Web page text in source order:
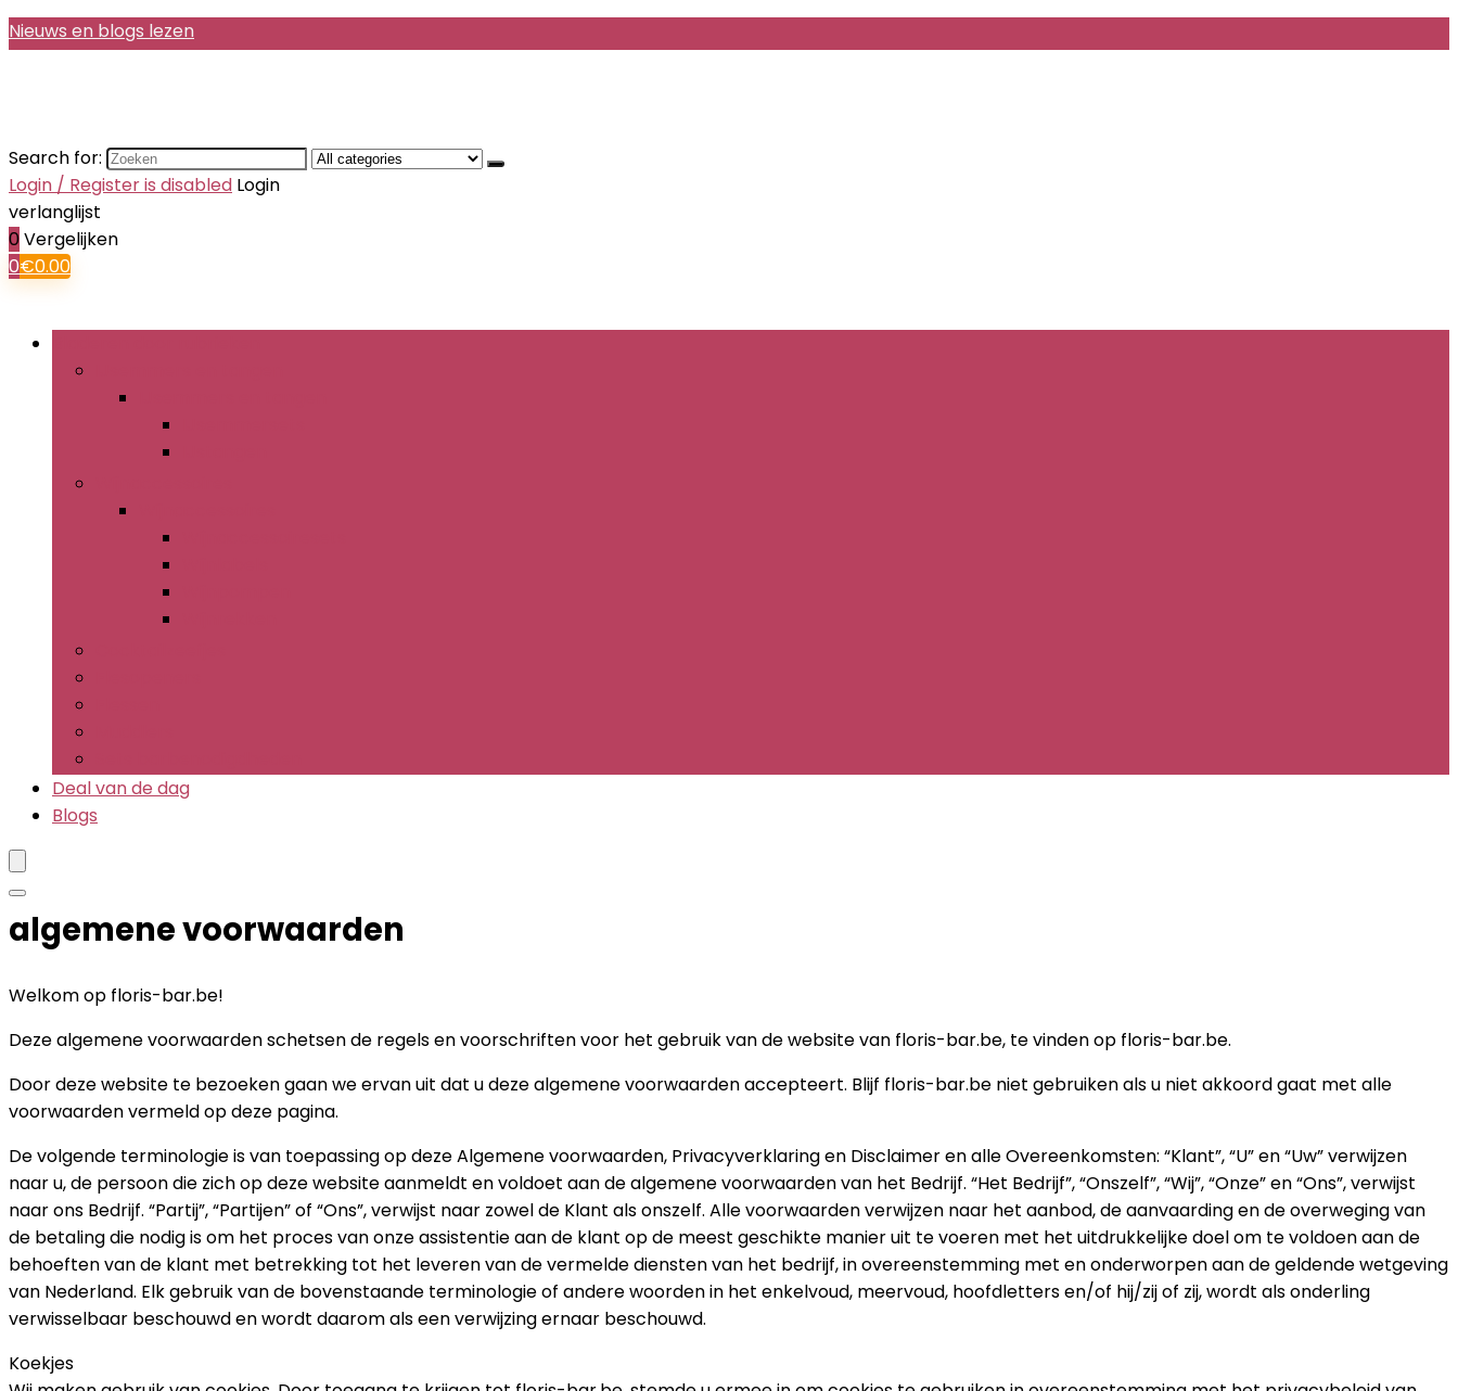
Nieuws en blogs lezen
Search for:
Login / Register is disabled Login
verlanglijst
0 Vergelijken
0€0.00
Deal van de dag
Blogs
algemene voorwaarden
Welkom op floris-bar.be!
Deze algemene voorwaarden schetsen de regels en voorschriften voor het gebruik van de website van floris-bar.be, te vinden op floris-bar.be.
Door deze website te bezoeken gaan we ervan uit dat u deze algemene voorwaarden accepteert. Blijf floris-bar.be niet gebruiken als u niet akkoord gaat met alle
voorwaarden vermeld op deze pagina.
De volgende terminologie is van toepassing op deze Algemene voorwaarden, Privacyverklaring en Disclaimer en alle Overeenkomsten: “Klant”, “U” en “Uw” verwijzen
naar u, de persoon die zich op deze website aanmeldt en voldoet aan de algemene voorwaarden van het Bedrijf. “Het Bedrijf”, “Onszelf”, “Wij”, “Onze” en “Ons”, verwijst
naar ons Bedrijf. “Partij”, “Partijen” of “Ons”, verwijst naar zowel de Klant als onszelf. Alle voorwaarden verwijzen naar het aanbod, de aanvaarding en de overweging van
de betaling die nodig is om het proces van onze assistentie aan de klant op de meest geschikte manier uit te voeren met het uitdrukkelijke doel om te voldoen aan de
behoeften van de klant met betrekking tot het leveren van de vermelde diensten van het bedrijf, in overeenstemming met en onderworpen aan de geldende wetgeving
van Nederland. Elk gebruik van de bovenstaande terminologie of andere woorden in het enkelvoud, meervoud, hoofdletters en/of hij/zij of zij, wordt als onderling
verwisselbaar beschouwd en wordt daarom als een verwijzing ernaar beschouwd.
Koekjes